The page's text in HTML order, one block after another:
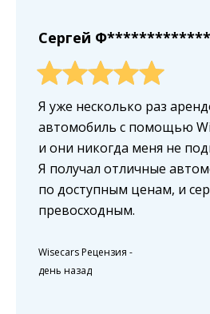
Сергей Ф*************
Я уже несколько раз
автомобиль с помощью
и они никогда меня не
Я получал отличные
по доступным ценам, и
превосходным.
Wisecars Рецензия -
день назад